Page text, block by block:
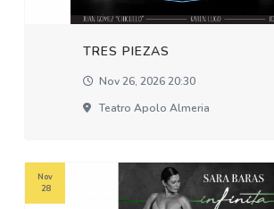
TRES PIEZAS
Nov 26, 2026 20:30
Teatro Apolo Almeria
Nov
28